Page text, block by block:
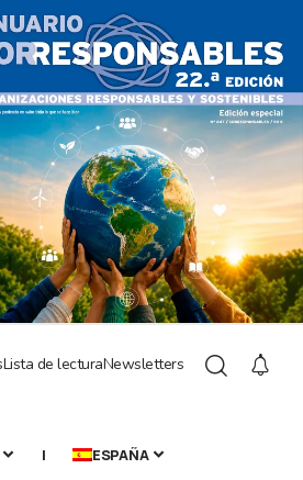
Lista de lecturaNewsletters
| ESPAÑA